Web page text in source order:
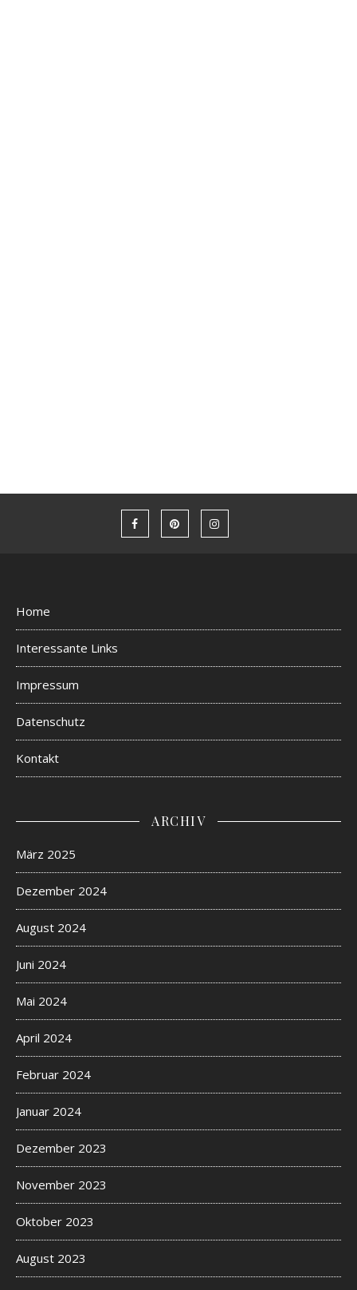
Home
Interessante Links
Impressum
Datenschutz
Kontakt
ARCHIV
März 2025
Dezember 2024
August 2024
Juni 2024
Mai 2024
April 2024
Februar 2024
Januar 2024
Dezember 2023
November 2023
Oktober 2023
August 2023